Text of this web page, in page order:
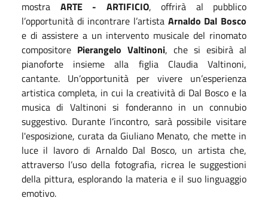
mostra ARTE - ARTIFICIO, offrirà al pubblico
l’opportunità di incontrare l’artista Arnaldo Dal Bosco
e di assistere a un intervento musicale del rinomato
compositore Pierangelo Valtinoni, che si esibirà al
pianoforte insieme alla figlia Claudia Valtinoni,
cantante. Un’opportunità per vivere un’esperienza
artistica completa, in cui la creatività di Dal Bosco e la
musica di Valtinoni si fonderanno in un connubio
suggestivo. Durante l’incontro, sarà possibile visitare
l'esposizione, curata da Giuliano Menato, che mette in
luce il lavoro di Arnaldo Dal Bosco, un artista che,
attraverso l’uso della fotografia, ricrea le suggestioni
della pittura, esplorando la materia e il suo linguaggio
emotivo.